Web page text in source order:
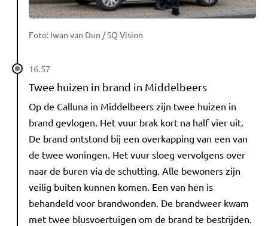
Foto: Iwan van Dun / SQ Vision
16.57
Twee huizen in brand in Middelbeers
Op de Calluna in Middelbeers zijn twee huizen in
brand gevlogen. Het vuur brak kort na half vier uit.
De brand ontstond bij een overkapping van een van
de twee woningen. Het vuur sloeg vervolgens over
naar de buren via de schutting. Alle bewoners zijn
veilig buiten kunnen komen. Een van hen is
behandeld voor brandwonden. De brandweer kwam
met twee blusvoertuigen om de brand te bestrijden.